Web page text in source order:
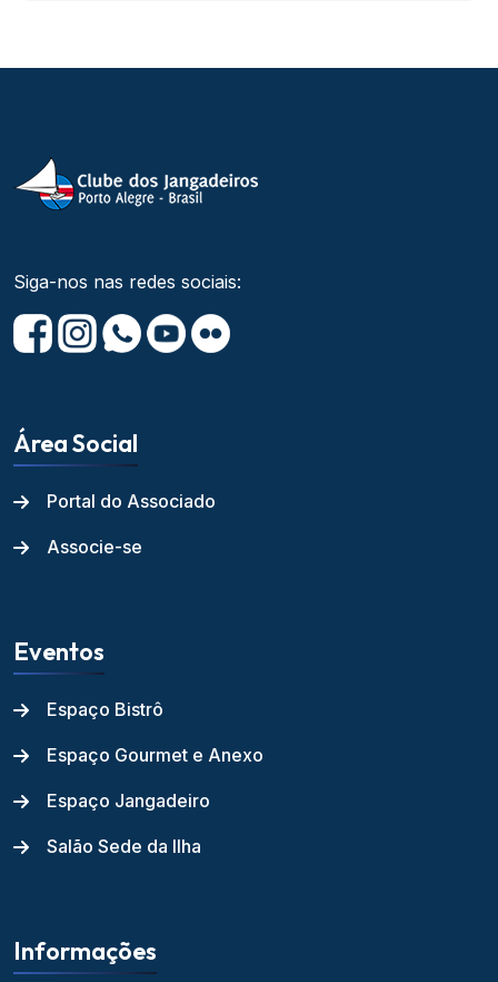
Siga-nos nas redes sociais:
Área Social
Portal do Associado
Associe-se
Eventos
Espaço Bistrô
Espaço Gourmet e Anexo
Espaço Jangadeiro
Salão Sede da Ilha
Informações